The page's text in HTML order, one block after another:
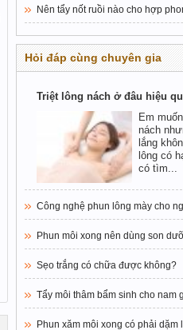
Nên tẩy nốt ruồi nào cho hợp
Hỏi đáp cùng chuyên gia
Triệt lông nách ở đâu hiệu
Em
nách
lắng
lông có
có tìm...
Công nghệ phun lông mày cho
Phun môi xong nên dùng son
Sẹo trắng có chữa được không?
Tẩy môi thâm bẩm sinh cho nam
Phun xăm môi xong có phải dặm